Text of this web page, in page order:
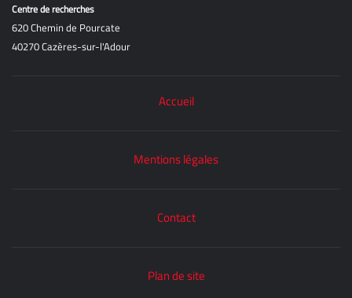
Centre de recherches
620 Chemin de Pourcate
40270 Cazères-sur-l'Adour
Accueil
Mentions légales
Contact
Plan de site